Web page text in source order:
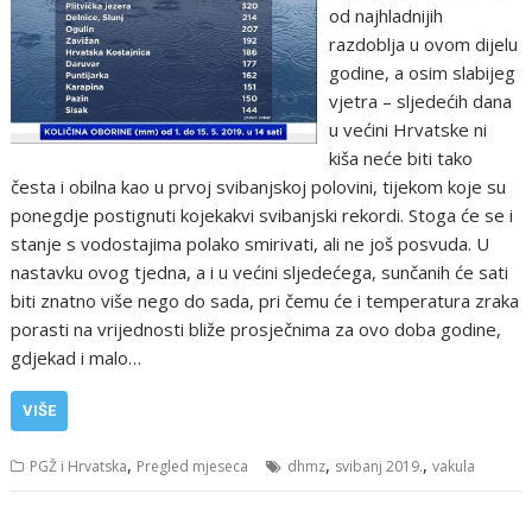
od najhladnijih
razdoblja u ovom dijelu
godine, a osim slabijeg
vjetra – sljedećih dana
u većini Hrvatske ni
kiša neće biti tako
česta i obilna kao u prvoj svibanjskoj polovini, tijekom koje su
ponegdje postignuti kojekakvi svibanjski rekordi. Stoga će se i
stanje s vodostajima polako smirivati, ali ne još posvuda. U
nastavku ovog tjedna, a i u većini sljedećega, sunčanih će sati
biti znatno više nego do sada, pri čemu će i temperatura zraka
porasti na vrijednosti bliže prosječnima za ovo doba godine,
gdjekad i malo…
VIŠE
PGŽ i Hrvatska, Pregled mjeseca dhmz, svibanj 2019.,vakula